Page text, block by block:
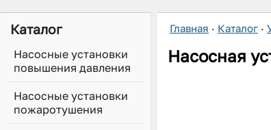
Каталог
Насосные установки
повышения давления
Насосные установки
пожаротушения
Главная · Каталог ·
Насосная